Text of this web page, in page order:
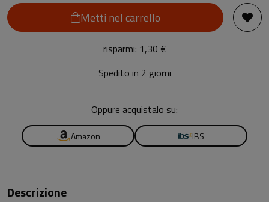
Metti nel carrello
risparmi: 1,30 €
Spedito in 2 giorni
Oppure acquistalo su:
Amazon IBS
Descrizione